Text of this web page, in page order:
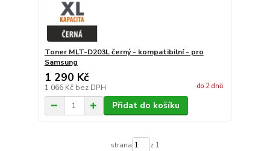
Toner MLT-D203L černý - kompatibilní - pro
Samsung
1 290 Kč
1 066 Kč bez DPH do 2 dnů
Přidat do košíku
strana z 1